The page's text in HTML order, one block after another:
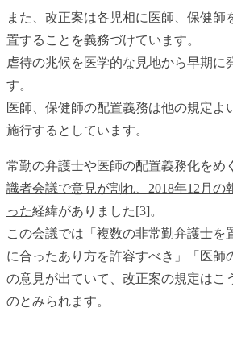
また、改正案は各児相に医師、保健師
置することを義務づけています。
虐待の兆候を医学的な見地から早期に
す。
医師、保健師の配置義務は他の規定よ
施行するとしています。
常勤の弁護士や医師の配置義務化をめ
識者会議で意見が割れ、2018年12月の
った経緯がありました[3]。
この会議では「複数の非常勤弁護士を
に合ったあり方を許容すべき」「医師
の意見が出ていて、改正案の規定はこ
のとみられます。